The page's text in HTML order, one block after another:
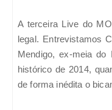
A terceira Live do
legal. Entrevistamos
Mendigo, ex-meia
histórico de 2014,
de forma inédita o